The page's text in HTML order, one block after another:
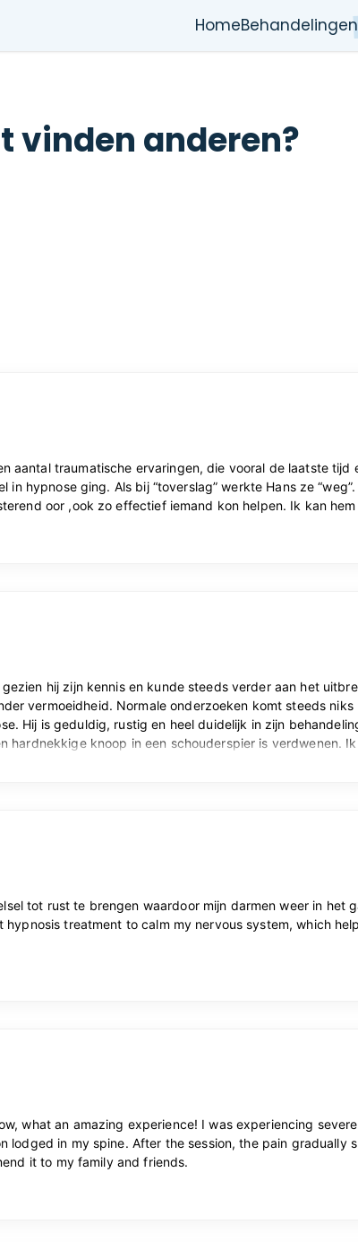
HomeBehandelingen
vinden anderen?